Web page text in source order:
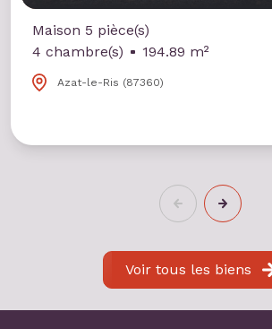
Maison 5 pièce(s)
4 chambre(s)
194.89 m²
Azat-le-Ris (87360)
Voir tous les biens